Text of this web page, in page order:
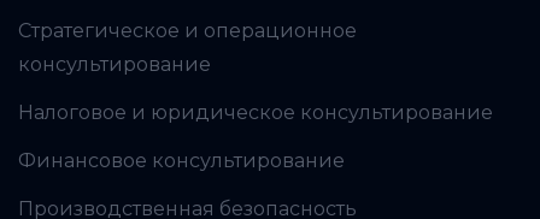
Стратегическое и операционное
консультирование
Налоговое и юридическое консультирование
Финансовое консультирование
Производственная безопасность